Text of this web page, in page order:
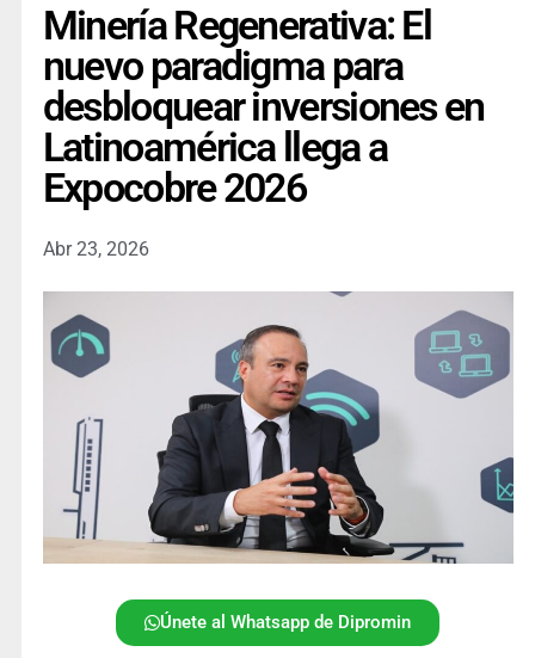
Minería Regenerativa: El
nuevo paradigma para
desbloquear inversiones en
Latinoamérica llega a
Expocobre 2026
Abr 23, 2026
Únete al Whatsapp de Dipromin